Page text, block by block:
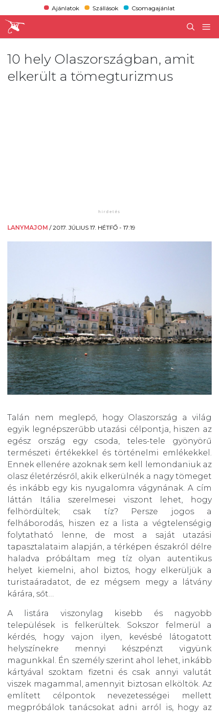
Ajánlatok Szállások Csomagajánlat
10 hely Olaszországban, amit
elkerült a tömegturizmus
LANYMAJOM /2017. JÚLIUS 17. HÉTFŐ - 17:19
Talán nem meglepő, hogy Olaszország a világ
egyik legnépszerűbb utazási célpontja, hiszen az
egész ország egy csoda, teles-tele gyönyörű
természeti értékekkel és történelmi emlékekkel.
Ennek ellenére azoknak sem kell lemondaniuk az
olasz életérzésről, akik elkerülnék a nagy tömeget
és inkább egy kis nyugalomra vágynának. A cím
láttán Itália szerelmesei viszont lehet, hogy
felhördültek; csak tíz? Persze jogos a
felháborodás, hiszen ez a lista a végtelenségig
folytatható lenne, de most a saját utazási
tapasztalataim alapján, a térképen északról délre
haladva próbáltam meg tíz olyan autentikus
helyet kiemelni, ahol biztos, hogy elkerüljük a
turistaáradatot, de ez mégsem megy a látvány
kárára, sőt…
A listára viszonylag kisebb és nagyobb
települések is felkerültek. Sokszor felmerül a
kérdés, hogy vajon ilyen, kevésbé látogatott
helyszínekre mennyi készpénzt vigyünk
magunkkal. Én személy szerint ahol lehet, inkább
kártyával szoktam fizetni és csak annyi valutát
viszek magammal, amennyit biztosan elköltök. Az
említett célpontok nevezetességei mellett
megpróbálok tanácsokat adni arról is, hogy az